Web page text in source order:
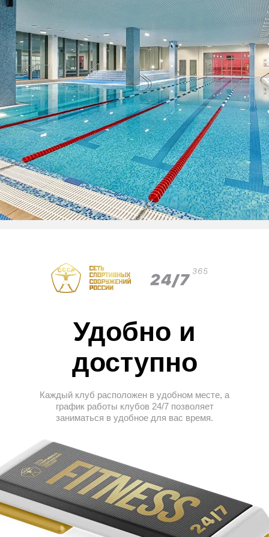
Удобно и
доступно
Каждый клуб расположен в удобном месте, а
график работы клубов 24/7 позволяет
заниматься в удобное для вас время.